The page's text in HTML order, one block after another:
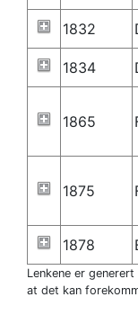
1832
1834
1865
1875
1878
Lenkene er
at det kan